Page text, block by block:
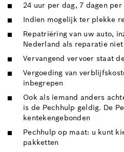
24 uur per dag, 7 dagen
Indien mogelijk ter plekke
Repatriëring van uw auto,
Nederland als reparatie
Vervangend vervoer staat
Vergoeding van
inbegrepen
Ook als iemand anders
is de Pechhulp geldig. De
kentekengebonden
Pechhulp op maat: u kunt
pakketten